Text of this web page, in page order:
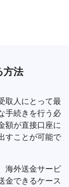
方法
取人にとって最
手続きを行う必
額が直接口座に
すことが可能で
海外送金サービ
金できるケース